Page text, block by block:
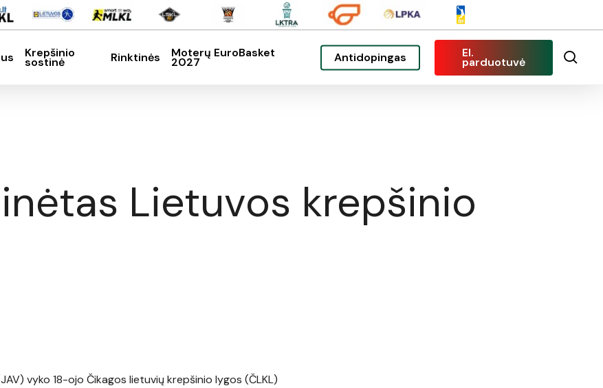
Krepšinio
sostinė Rinktinės Moterų EuroBasket
2027 Antidopingas El.
parduotuvė
Lietuvos krepšinio
vyko 18-ojo Čikagos lietuvių krepšinio lygos (ČLKL)